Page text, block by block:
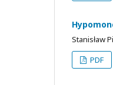
Stanisław
PDF